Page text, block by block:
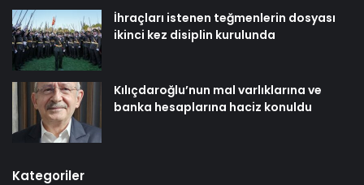
İhraçları istenen teğmenlerin dosyası
ikinci kez disiplin kurulunda
Kılıçdaroğlu’nun mal varlıklarına ve
banka hesaplarına haciz konuldu
Kategoriler